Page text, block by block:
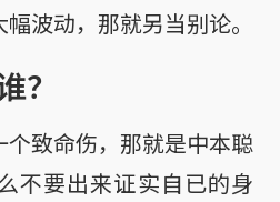
波动，那就另当别论。
？
致命伤，那就是中本聪
不要出来证实自已的身